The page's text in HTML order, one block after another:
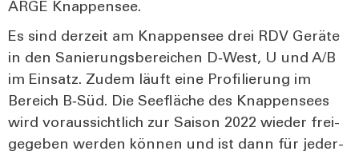
ARGE Knap­pen­see.
Es sind der­zeit am Knap­pen­see drei RDV Gerä­te
in den Sanie­rungs­be­rei­chen D‑West, U und A/B
im Ein­satz. Zudem läuft eine Pro­fi­lie­rung im
Bereich B‑Süd. Die See­flä­che des Knap­pen­sees
wird vor­aus­sicht­lich zur Sai­son 2022 wie­der frei­
ge­ge­ben wer­den kön­nen und ist dann für jeder­